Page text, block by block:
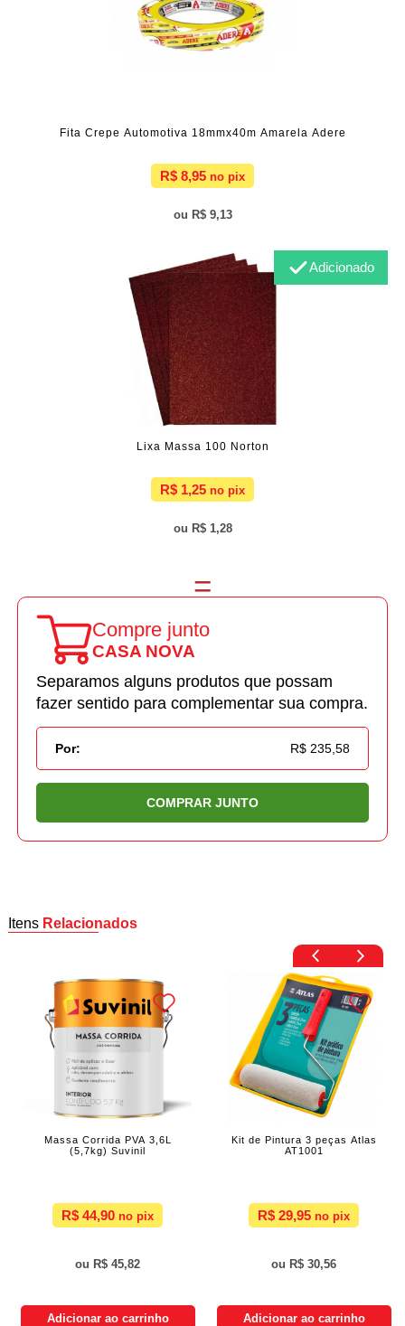
Fita Crepe Automotiva 18mmx40m Amarela Adere
R$ 8,95
R$ 9,13
Lixa Massa 100 Norton
R$ 1,25
R$ 1,28
Adicionado
Compre junto
CASA NOVA
Separamos alguns produtos que possam
fazer sentido para complementar sua compra.
Por: R$ 235,58
COMPRAR JUNTO
Itens Relacionados
Massa Corrida PVA 3,6L
(5,7kg) Suvinil
R$ 44,90
R$ 45,82
Adicionar ao carrinho
Kit de Pintura 3 peças Atlas
AT1001
R$ 29,95
R$ 30,56
Adicionar ao carrinho